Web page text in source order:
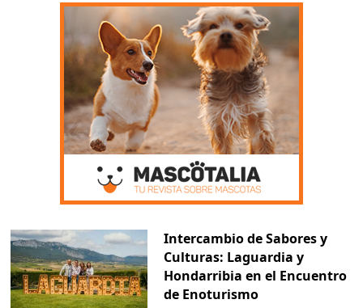
Intercambio de Sabores y
Culturas: Laguardia y
Hondarribia en el Encuentro
de Enoturismo